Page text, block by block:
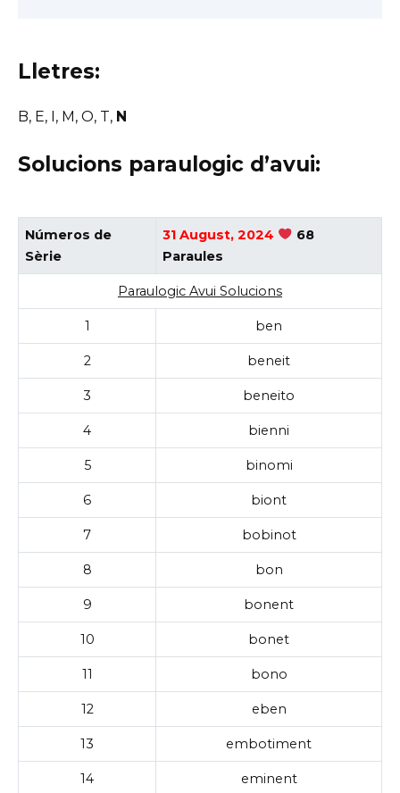
Lletres:
B, E, I, M, O, T, N
Solucions paraulogic d’avui:
Números de
Sèrie
31 August, 2024
68
Paraules
Paraulogic Avui Solucions
1 ben
2 beneit
3 beneito
4 bienni
5 binomi
6 biont
7 bobinot
8 bon
9 bonent
10 bonet
11 bono
12 eben
13 embotiment
14 eminent